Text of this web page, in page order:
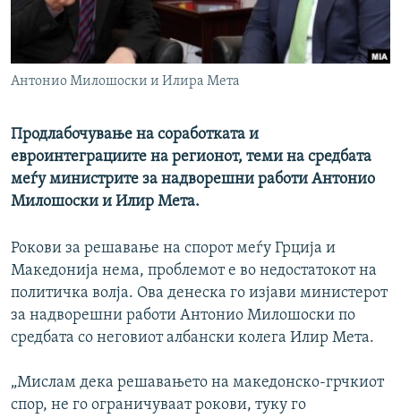
РСЕ веб страници
Антонио Милошоски и Илира Мета
Продлабочување на соработката и
евроинтеграциите на регионот, теми на средбата
меѓу министрите за надворешни работи Антонио
Милошоски и Илир Мета.
Рокови за решавање на спорот меѓу Грција и
Македонија нема, проблемот е во недостатокот на
политичка волја. Oва денеска го изјави министерот
за надворешни работи Антонио Милошоски по
средбата со неговиот албански колега Илир Мета.
„Мислам дека решавањето на македонско-грчкиот
спор, не го ограничуваат рокови, туку го